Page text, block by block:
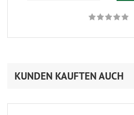
KUNDEN KAUFTEN AUCH